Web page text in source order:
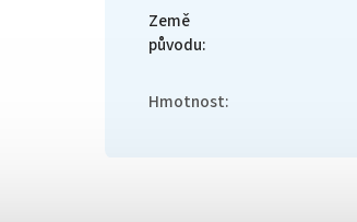
Země
původu:
Hmotnost: